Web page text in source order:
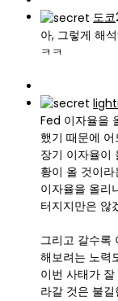
도코
아, 그렇게 해
ㅋㅋ
Fed 이자율을
했기 때문에
장기 이자율이
황이 올 것이
이자율을 올리
터지지만은 않
그리고 갈수록
해보려는 노력
이번 사태가
라갈 것은 불